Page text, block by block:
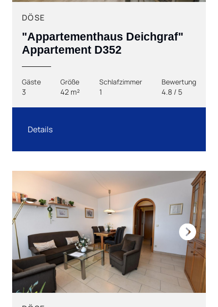
DÖSE
"Appartementhaus Deichgraf"
Appartement D352
Gäste
3
Größe
42 m²
Schlafzimmer
1
Bewertung
4.8 / 5
Details
Next